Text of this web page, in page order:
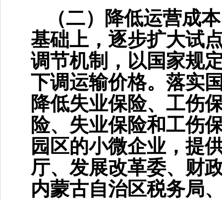
（二）降低运营成
基础上，逐步扩大试
调节机制，以国家规
下调运输价格。落实
降低失业保险、工伤
险、失业保险和工伤
园区的小微企业，提
厅、发展改革委、财
内蒙古自治区税务局